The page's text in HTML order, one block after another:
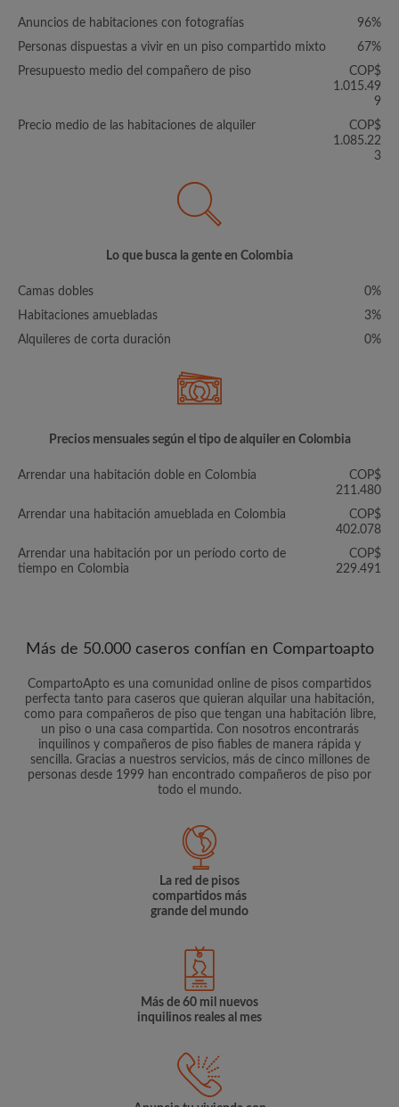
Anuncios de habitaciones con fotografías
96%
Personas dispuestas a vivir en un piso compartido mixto
67%
Presupuesto medio del compañero de piso
COP$
1.015.49
9
Precio medio de las habitaciones de alquiler
COP$
1.085.22
3
Lo que busca la gente en Colombia
Camas dobles
0%
Habitaciones amuebladas
3%
Alquileres de corta duración
0%
Precios mensuales según el tipo de alquiler en Colombia
Arrendar una habitación doble en Colombia
COP$
211.480
Arrendar una habitación amueblada en Colombia
COP$
402.078
Arrendar una habitación por un período corto de
tiempo en Colombia
COP$
229.491
Más de 50.000 caseros confían en Compartoapto
CompartoApto es una comunidad online de pisos compartidos
perfecta tanto para caseros que quieran alquilar una habitación,
como para compañeros de piso que tengan una habitación libre,
un piso o una casa compartida. Con nosotros encontrarás
inquilinos y compañeros de piso fiables de manera rápida y
sencilla. Gracias a nuestros servicios, más de cinco millones de
personas desde 1999 han encontrado compañeros de piso por
todo el mundo.
La red de pisos
compartidos más
grande del mundo
Más de 60 mil nuevos
inquilinos reales al mes